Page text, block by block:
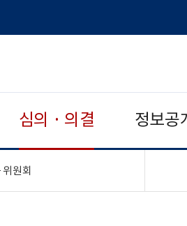
심의 · 의결 정보공
위원회